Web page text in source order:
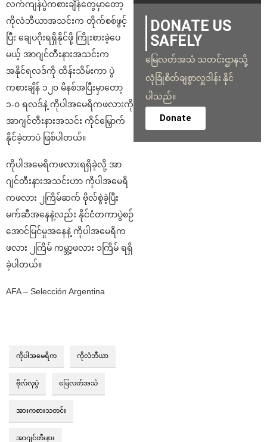
လက်ကျန်ပွဲကစားချိန်တွေမှာတော့
ကိုလံဘီယာအသင်းက တိုက်စစ်ဖွင့်
ပြီး ချေပဂိုးရရှိနိုင်ဖို့ ကြိုးစားခဲ့ပေ
မယ့် အာဂျင်တီးနားအသင်းက
အနိုင်ရလဒ်ကို ထိန်းသိမ်းကာ ပွဲ
ကစားချိန် ၁၂၀ မိနစ်အပြီးမှာတော့
၁-၀ ရလဒ်နဲ့ ကိုပါအမေရိကဖလားကို
အာဂျင်တီးနားအသင်း ကိုင်မြှောက်
နိုင်ခဲ့တာပဲ ဖြစ်ပါတယ်။
ကိုပါအမေရိကဖလားရရှိခဲ့လို့ အာ
ဂျင်တီးနားအသင်းဟာ ကိုပါအမေရိ
ကဖလား ၂ကြိမ်ဆက် ဗိုလ်စွဲခဲ့ပြီး
မက်ဆီအနေနဲ့လည်း နိုင်ငံတကာပွဲစဉ်
အောင်မြင်မှုအနေနဲ့ ကိုပါအမေရိက
ဖလား ၂ကြိမ် ကမ္ဘာ့ဖလား ၁ကြိမ် ရရှိ
ခဲ့ပါတယ်။
AFA – Selección Argentina
ကိုပါအမေရိက ကိုလံဘီယာ
ဗိုလ်လုပွဲ မြေလတ်အသံ
အားကစားသတင်း
အာဂျင်တီးနား
DONATE US
SAFELY
မြေလတ်အသံ သတင်းဌာနသို့
လုံခြုံစိတ်ချစွာလှူဒါန်း နိုင်
ပါသည်။
Donate